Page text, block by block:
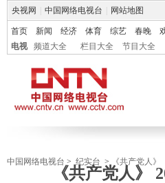
央视网 中国网络电视台 网站地图
首页 新闻 经济 体育 综艺 春晚
电视
频道大全 栏目大全 节目大全
中国网络电视台 > 纪实台 > 《共产党人》
《共产党人》